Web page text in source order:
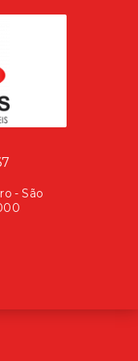
- São